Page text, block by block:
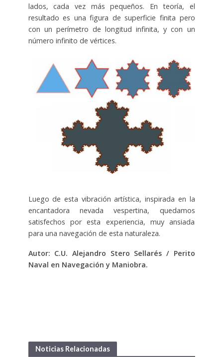
lados, cada vez más pequeños. En teoría, el
resultado es una figura de superficie finita pero
con un perímetro de longitud infinita, y con un
número infinito de vértices.
Luego de esta vibración artística, inspirada en la
encantadora nevada vespertina, quedamos
satisfechos por esta experiencia, muy ansiada
para una navegación de esta naturaleza.
Autor: C.U. Alejandro Stero Sellarés / Perito
Naval en Navegación y Maniobra.
Noticias Relacionadas